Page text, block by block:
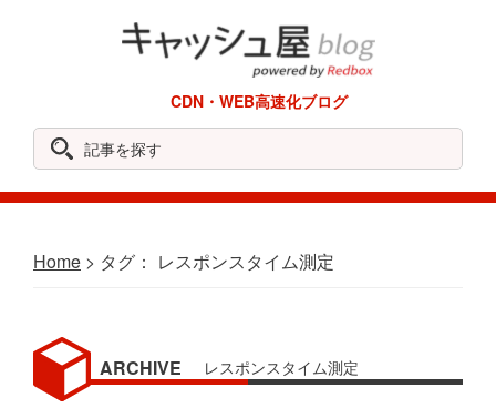
Labo
CDN・WEB高速化ブログ
記
事
を
す
Home > タグ： レスポンスタイム測定
レスポンスタイム測定